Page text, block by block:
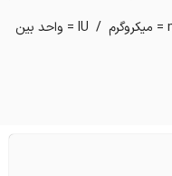
g = گرم / mg = میلی گرم / µg یا mcg = میکروگرم / IU = واحد بین